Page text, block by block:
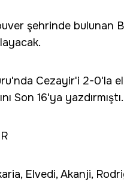
şehrinde bulunan
Cezayir'i 2-0'la
Son 16'ya yazdırmıştı.
Elvedi, Akanji,